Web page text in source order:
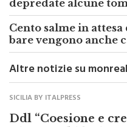
Monreale, ancora
depredate alcune
Cento salme in attesa
bare vengono anche
Altre notizie su
SICILIA BY ITALPRESS